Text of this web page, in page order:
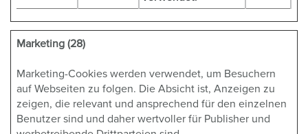
Marketing (28)
Marketing-Cookies werden verwendet, um Besuchern
auf Webseiten zu folgen. Die Absicht ist, Anzeigen zu
zeigen, die relevant und ansprechend für den einzelnen
Benutzer sind und daher wertvoller für Publisher und